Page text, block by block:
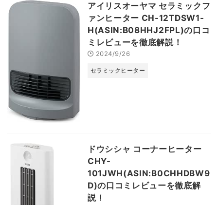
アイリスオーヤマ セラミックフ
ァンヒーター CH-12TDSW1-
H(ASIN:B08HHJ2FPL)の口コ
ミレビューを徹底解説！
2024/9/26
セラミックヒーター
ドウシシャ コーナーヒーター
CHY-
101JWH(ASIN:B0CHHDBW9
D)の口コミレビューを徹底解
説！